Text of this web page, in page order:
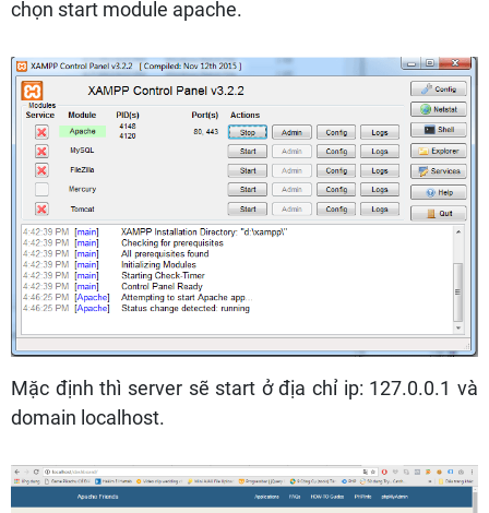
chọn start module apache.
Mặc định thì server sẽ start ở địa chỉ ip: 127.0.0.1 và
domain localhost.